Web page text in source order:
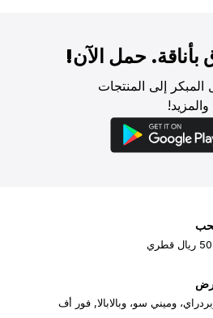
حمل الآن!
إلى المنتجات
وميني سو، وبالابالا, فور أف